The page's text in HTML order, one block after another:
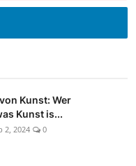
Kunst: Wer
Kunst is...
2, 2024 0